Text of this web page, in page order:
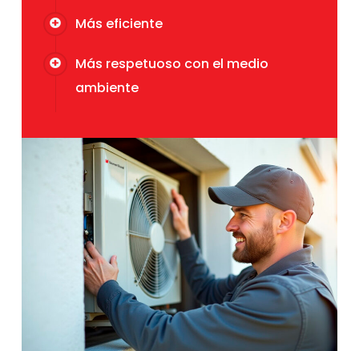
Más eficiente
Más respetuoso con el medio
ambiente